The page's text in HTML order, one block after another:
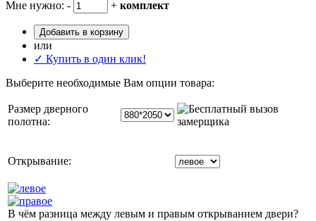
Мне нужно: - + комплект
Добавить в корзину
или
✓ Купить в один клик!
Выберите необходимые Вам опции товара:
Размер дверного
полотна:
Открывание:
В чём разница между левым и правым открыванием двери?